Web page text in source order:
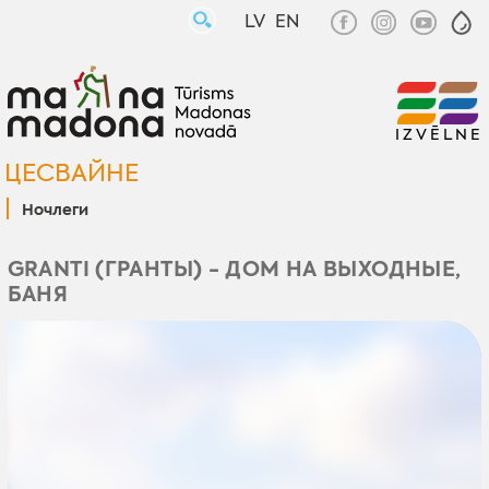
LV EN
ЦЕСВАЙНЕ
Ночлеги
IZVĒLNE
GRANTI (ГРАНТЫ) - ДОМ НА ВЫХОДНЫЕ,
БАНЯ